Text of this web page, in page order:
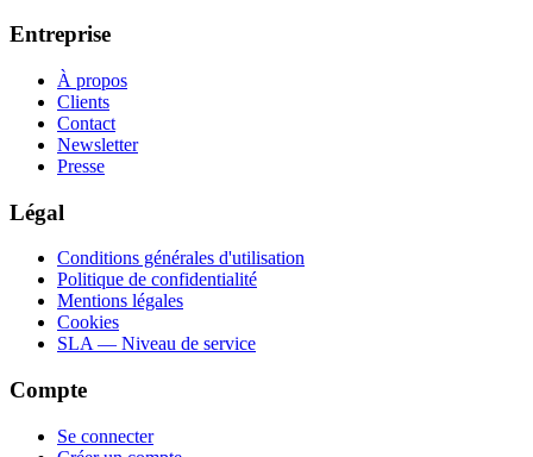
Entreprise
À propos
Clients
Contact
Newsletter
Presse
Légal
Conditions générales d'utilisation
Politique de confidentialité
Mentions légales
Cookies
SLA — Niveau de service
Compte
Se connecter